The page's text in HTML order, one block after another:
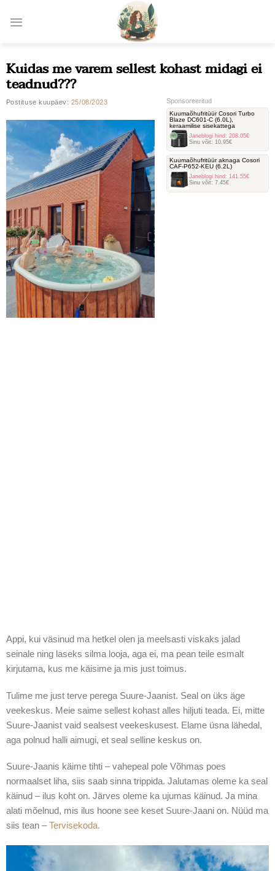
Kuidas me varem sellest kohast midagi ei
teadnud???
Postituse kuupäev: 25/08/2023 Sponsoreeritud
Kuumaõhufritüür Cosori Turbo
Blaze DC601-C ‎(6.0L),
keraamilise sisekattega
Janeblogi hind: 208.05€
Sinu võit: 10.95€
Kuumaõhufritüür aknaga Cosori
‎CAF-P652-KEU (6.2L)
Janeblogi hind: 141.55€
Sinu võit: 7.45€
Appi, kui väsinud ma hetkel olen ja meelsasti viskaks jalad
seinale ning laseks silma looja, aga ei, ma pean teile esmalt
kirjutama, kus me käisime ja mis just toimus.
Tulime me just terve perega Suure-Jaanist. Seal on üks äge
veekeskus. Meie saime sellest kohast alles hiljuti teada. Ei, mitte
Suure-Jaanist vaid sealsest veekeskusest. Elame üsna lähedal,
aga polnud halli aimugi, et seal selline keskus on.
Suure-Jaanis käime tihti – vahepeal pole Võhmas poes
normaalset liha, siis saab sinna trippida. Jalutamas oleme ka seal
käinud – ilus koht on. Järves oleme ka ujumas käinud. Ja mina
alati mõelnud, mis ilus hoone see keset Suure-Jaani on. Nüüd ma
siis tean –Tervisekoda.